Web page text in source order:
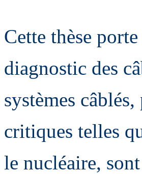
Cette thèse
diagnostic des
systèmes
critiques telles
le nucléaire,